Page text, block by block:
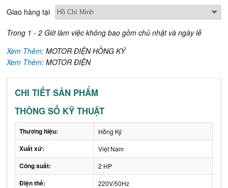
Giao hàng tại
Trong 1 - 2 Giờ làm việc không bao gồm chủ nhật và ngày lễ
Xem Thêm:MOTOR ĐIỆN HỒNG KÝ
Xem Thêm:MOTOR ĐIỆN
CHI TIẾT SẢN PHẨM
THÔNG SỐ KỸ THUẬT
Thương hiệu: Hồng Ký
Xuất xứ: Việt Nam
Công suất: 2 HP
Điện thế: 220V/50Hz